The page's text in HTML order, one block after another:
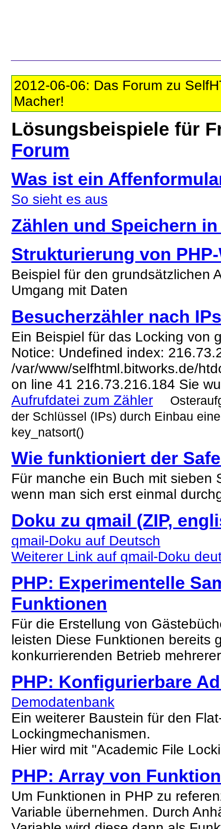
2012-06-06: Das Forum zu
Macher!
Lösungsbeispiele für
Forum
Was ist ein
So sieht es aus
Zählen und Speichern
Strukturierung von
Beispiel für den grundsätzlichen
Umgang mit Daten
Besucherzähler nach
Ein Beispiel für das Locking von
Notice: Undefined index:
/var/www/selfhtml.bitworks.de/
on line 41 216.73.216.184 Sie
Aufrufdatei zum Zähler
der Schlüssel (IPs) durch Einbau
key_natsort()
Wie funktioniert der
Für manche ein Buch mit sieben
wenn man sich erst einmal
Doku zu qmail (ZIP,
qmail-Doku auf Deutsch
Weiterer Link auf qmail-Doku
PHP: Experimentelle
Funktionen
Für die Erstellung von
leisten Diese Funktionen bereits
konkurrierenden Betrieb
PHP: Konfigurierbare
Demodatenbank
Ein weiterer Baustein für den
Lockingmechanismen.
Hier wird mit "Academic File
PHP: Array von
Um Funktionen in PHP zu
Variable übernehmen. Durch